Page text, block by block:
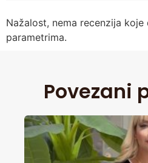
Nažalost, nema recenzija
parametrima.
Povezani